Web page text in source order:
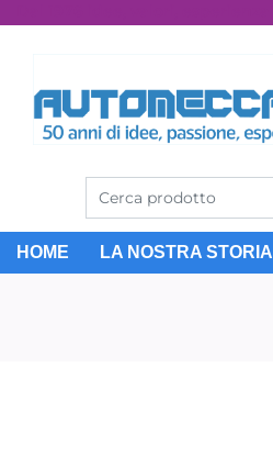
HOME LA NOSTRA STORIA